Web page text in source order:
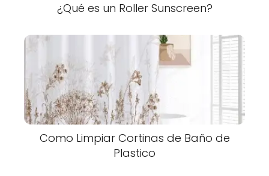
¿Qué es un Roller Sunscreen?
Como Limpiar Cortinas de Baño de
Plastico